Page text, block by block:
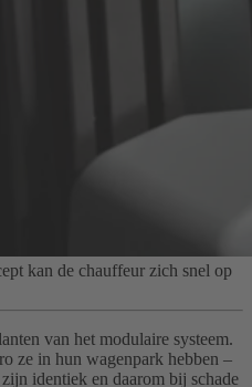
kan de chauffeur zich snel op
van het modulaire systeem.
ze in hun wagenpark hebben –
identiek en daarom bij schade